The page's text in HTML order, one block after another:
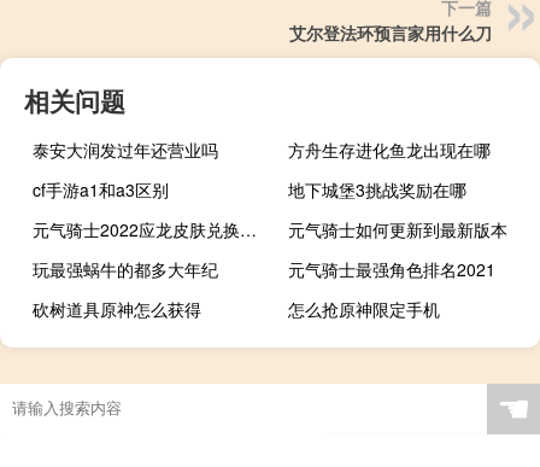
下一篇
艾尔登法环预言家用什么刀
相关问题
泰安大润发过年还营业吗
方舟生存进化鱼龙出现在哪
cf手游a1和a3区别
地下城堡3挑战奖励在哪
元气骑士2022应龙皮肤兑换码是什么
元气骑士如何更新到最新版本
玩最强蜗牛的都多大年纪
元气骑士最强角色排名2021
砍树道具原神怎么获得
怎么抢原神限定手机
☚